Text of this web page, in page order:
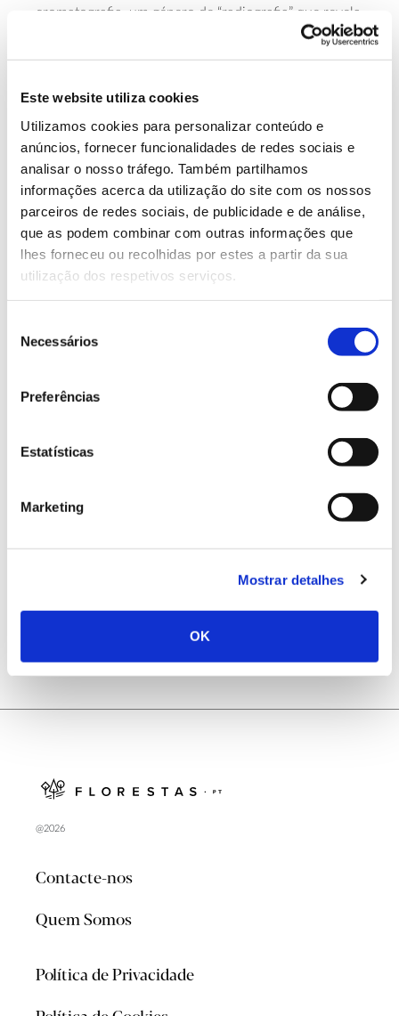
Este website utiliza cookies
Utilizamos cookies para personalizar conteúdo e
anúncios, fornecer funcionalidades de redes sociais e
analisar o nosso tráfego. Também partilhamos
informações acerca da utilização do site com os nossos
parceiros de redes sociais, de publicidade e de análise,
que as podem combinar com outras informações que
lhes forneceu ou recolhidas por estes a partir da sua
utilização dos respetivos serviços.
Necessários
Preferências
Estatísticas
Marketing
Mostrar detalhes
OK
cromatografia, um género de “radiografia” que revela
língua inglesa, das 09h00 às 19h00.
Saber mais
13.07.2026
Genoma do priolo e de outras espécies em risco:
conhecer para conservar
Registar galhas de Trichi em acácia-das-espigas:
25.06.2026
Natureza e florestas procuram jovens voluntários
@2026
Contacte-nos
Quem Somos
Política de Privacidade